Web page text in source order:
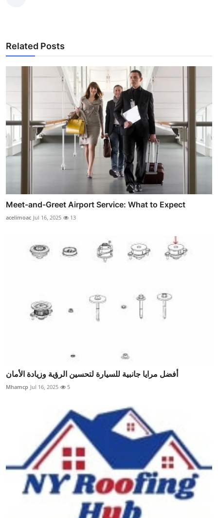
Related Posts
Meet-and-Greet Airport Service: What to Expect
acelimoac Jul 16, 2025 13
أفضل مرايا جانبية للسيارة لتحسين الرؤية وزيادة الأمان
Mhamcp Jul 16, 2025 5